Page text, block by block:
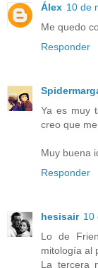
Álex 10 de
Me quedo
Responder
Ya es muy
creo que
Muy buena
Responder
hesisair 10
Lo de
mitología al
La tercera